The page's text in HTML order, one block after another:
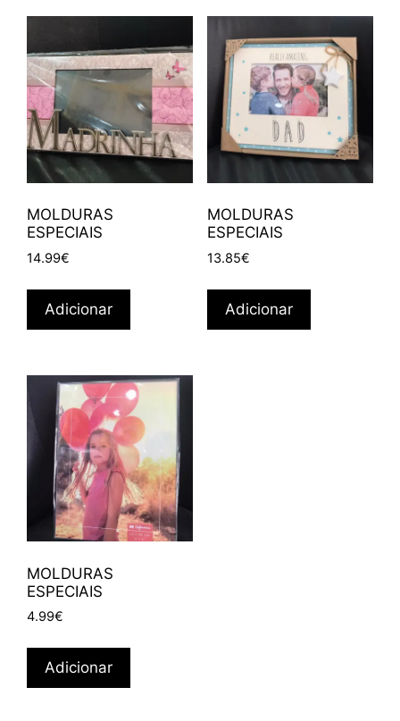
MOLDURAS
ESPECIAIS
14.99€
Adicionar
MOLDURAS
ESPECIAIS
13.85€
Adicionar
MOLDURAS
ESPECIAIS
4.99€
Adicionar